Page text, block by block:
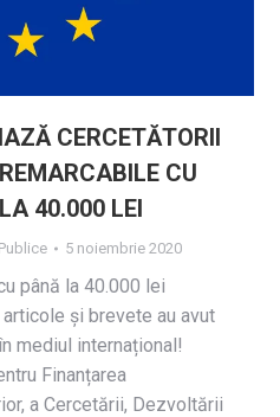
CERCETĂTORII
CU
40.000 LEI
5 noiembrie 2020
până la 40.000 lei
și brevete au avut
mediul internațional!
Finanțarea
a Cercetării, Dezvoltării